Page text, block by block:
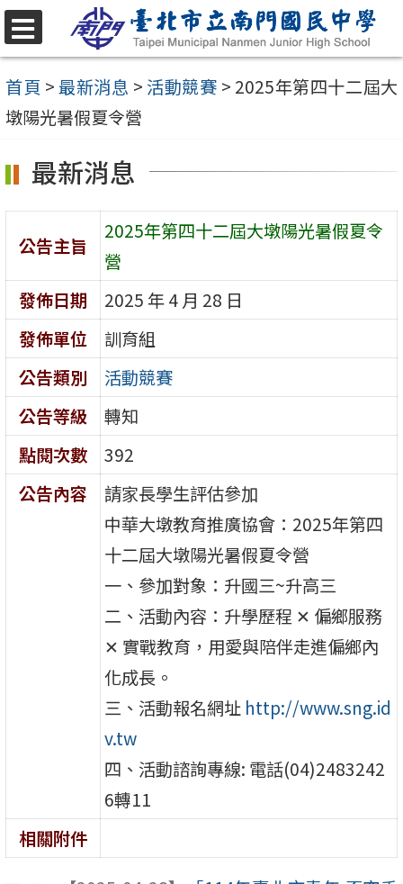
跳
至
主
要
容
選
單
首頁 >最新消息 > 活動競賽 > 2025年第四十二屆大
墩陽光暑假夏令營
最新消息
公告主旨
2025年第四十二屆大墩陽光暑假夏令
營
發佈日期
2025 年 4 月 28 日
發佈單位
訓育組
公告類別
活動競賽
公告等級
轉知
點閱次數
392
公告內容
請家長學生評估參加
中華大墩教育推廣協會：2025年第四
十二屆大墩陽光暑假夏令營
一、參加對象：升國三~升高三
二、活動內容：升學歷程 ✕ 偏鄉服務
✕ 實戰教育，用愛與陪伴走進偏鄉內
化成長。
三、活動報名網址 http://www.sng.id
v.tw
四、活動諮詢專線: 電話(04)2483242
6轉11
相關附件